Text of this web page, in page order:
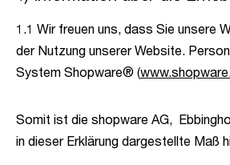
1.1 Wir freuen uns, dass Sie unsere
der Nutzung unserer Website.
System Shopware® (
Somit ist die shopware AG,
in dieser Erklärung dargestellte Maß